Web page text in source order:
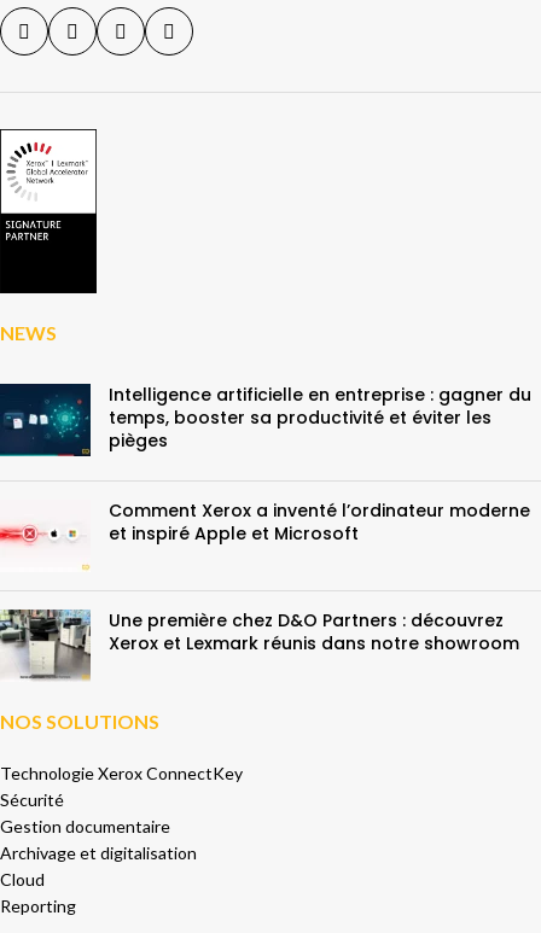
NEWS
Intelligence artificielle en entreprise : gagner du
temps, booster sa productivité et éviter les
pièges
Comment Xerox a inventé l’ordinateur moderne
et inspiré Apple et Microsoft
Une première chez D&O Partners : découvrez
Xerox et Lexmark réunis dans notre showroom
NOS SOLUTIONS
Technologie Xerox ConnectKey
Sécurité
Gestion documentaire
Archivage et digitalisation
Cloud
Reporting